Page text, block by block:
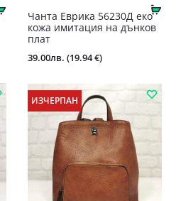
Купи
Чанта Еврика 56230Д еко
кожа имитация на дънков
плат
39.00лв. (19.94 €)
ИЗЧЕРПАН